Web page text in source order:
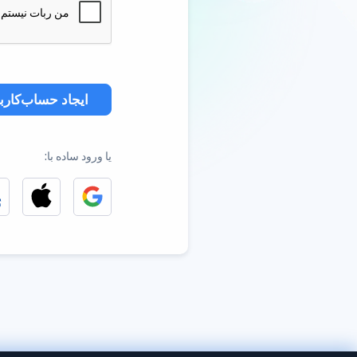
ایجاد
یا ورود ساده با: